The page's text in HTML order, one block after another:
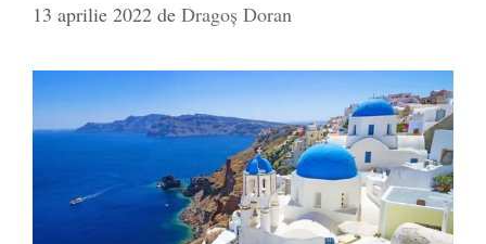
13 aprilie 2022 de Dragoș Doran